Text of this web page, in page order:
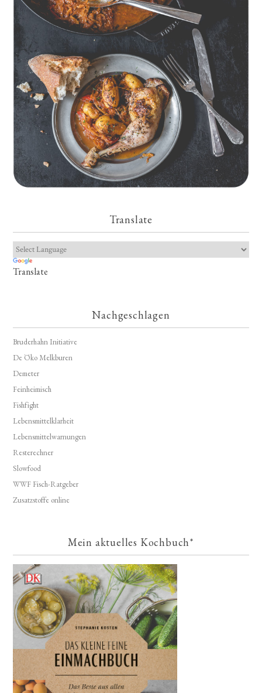
Geschmorte Hähnchenschenkel auf Paprikakraut und kleinen
Kartoffeln
Translate
Translate
Nachgeschlagen
Bruderhahn Initiative
De Öko Melkburen
Demeter
Feinheimisch
Fishfight
Lebensmittelklarheit
Lebensmittelwarnungen
Resterechner
Slowfood
WWF Fisch-Ratgeber
Zusatzstoffe online
Mein aktuelles Kochbuch*